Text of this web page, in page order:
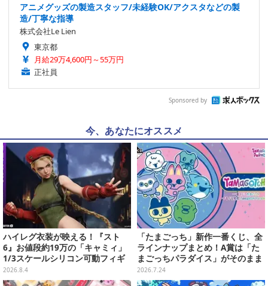
アニメグッズの製造スタッフ/未経験OK/アクスタなどの製
造/丁寧な指導
株式会社Le Lien
東京都
月給29万4,600円～55万円
正社員
Sponsored by
今、あなたにオススメ
ハイレグ衣装が映える！『スト
6』お値段約19万の「キャミィ」
1/3スケールシリコン可動フィギ
ュアが圧巻のクオリティ
2026.8.4
「たまごっち」新作一番くじ、全
ラインナップまとめ！A賞は「た
まごっちパラダイス」がそのまま
ビッグサイズになったアラームク
ロック
2026.7.24